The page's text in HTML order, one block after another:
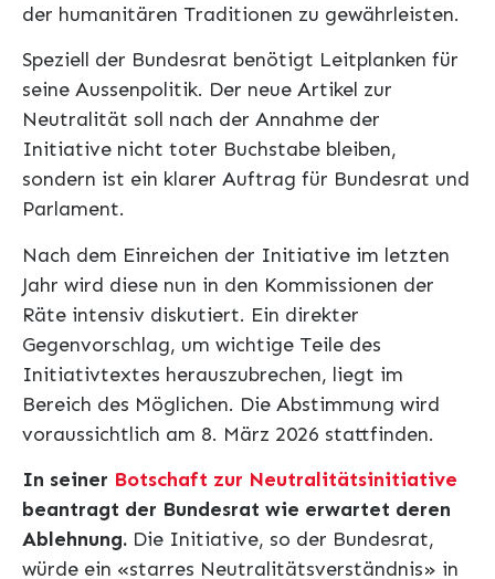
der humanitären Traditionen zu gewährleisten.
Speziell der Bundesrat benötigt Leitplanken für
seine Aussenpolitik. Der neue Artikel zur
Neutralität soll nach der Annahme der
Initiative nicht toter Buchstabe bleiben,
sondern ist ein klarer Auftrag für Bundesrat und
Parlament.
Nach dem Einreichen der Initiative im letzten
Jahr wird diese nun in den Kommissionen der
Räte intensiv diskutiert. Ein direkter
Gegenvorschlag, um wichtige Teile des
Initiativtextes herauszubrechen, liegt im
Bereich des Möglichen. Die Abstimmung wird
voraussichtlich am 8. März 2026 stattfinden.
In seiner Botschaft zur Neutralitätsinitiative
beantragt der Bundesrat wie erwartet deren
Ablehnung. Die Initiative, so der Bundesrat,
würde ein «starres Neutralitätsverständnis» in